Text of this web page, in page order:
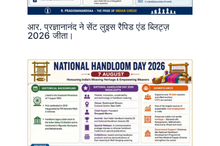
आर. प्रज्ञानानंद ने सेंट लुइस रैपिड एंड ब्लिट्ज़
2026 जीता।